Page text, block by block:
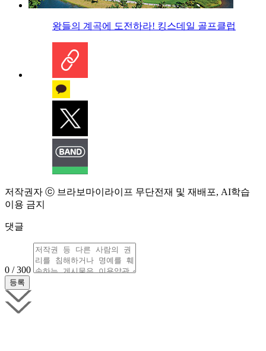
왕들의 계곡에 도전하라! 킹스데일 골프클럽
저작권자 ⓒ 브라보마이라이프 무단전재 및 재배포, AI학습
이용 금지
댓글
0 / 300